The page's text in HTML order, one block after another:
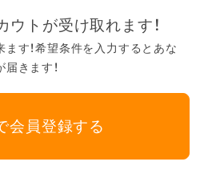
トが受け取れます！
ます！希望条件を入力するとあな
きます！
会員登録する